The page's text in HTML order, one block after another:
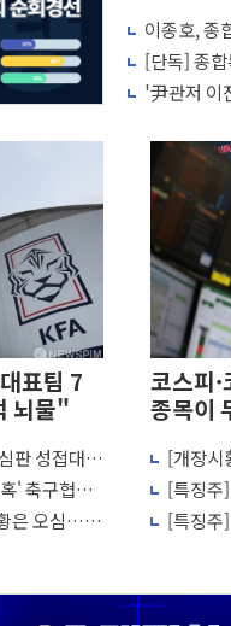
이종호, 종
[단독] 종
'尹관저 이
표팀 7
뇌물"
판 성접대
포함
' 축구협회
은 오심…역
코스피
종목이
[개장시
피, 장
[특징주
사 일제
[특징주
제합리화위 부위원장에
의힘, 말로만 주택 공급…
로 투자 웹리포트 만
, MMF 순자산 30조 돌파…